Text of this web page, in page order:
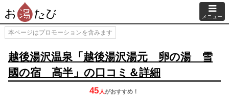
メニュー
本ページはプロモーションを含みます
越後湯沢温泉「越後湯沢湯元 卵の湯 雪
國の宿 高半」の口コミ＆詳細
45 人がおすすめ！